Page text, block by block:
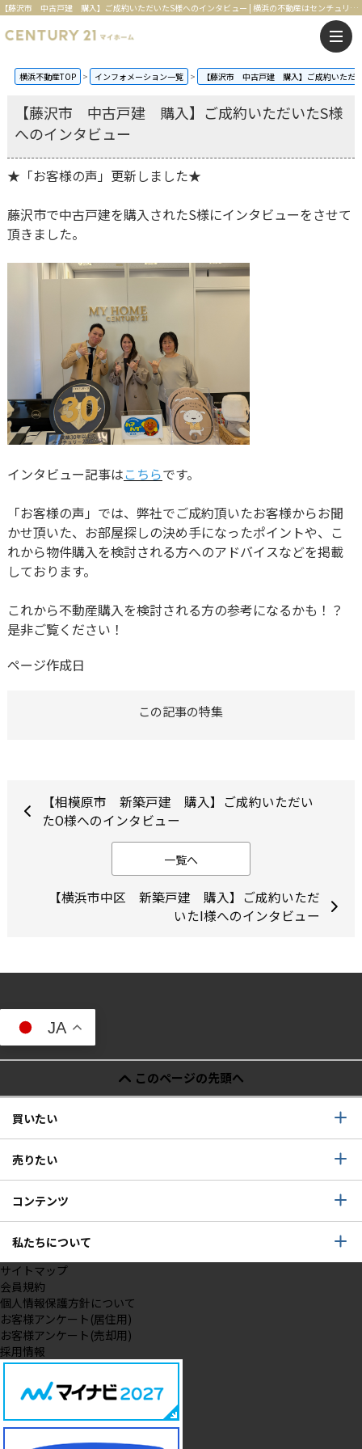
【藤沢市 中古戸建 購入】ご成約いただいたS様へのインタビュー | 横浜の不動産はセンチュリー21マイホーム
横浜不動産TOP インフォメーション一覧 【藤沢市 中古戸建 購入】ご成約いただ
【藤沢市 中古戸建 購入】ご成約いただいたS様
へのインタビュー
★「お客様の声」更新しました★
藤沢市で中古戸建を購入されたS様にインタビューをさせて
頂きました。
インタビュー記事はこちらです。
「お客様の声」では、弊社でご成約頂いたお客様からお聞
かせ頂いた、お部屋探しの決め手になったポイントや、こ
れから物件購入を検討される方へのアドバイスなどを掲載
しております。
これから不動産購入を検討される方の参考になるかも！？
是非ご覧ください！
ページ作成日
この記事の特集
【相模原市 新築戸建 購入】ご成約いただい
たO様へのインタビュー
一覧へ
【横浜市中区 新築戸建 購入】ご成約いただ
いたI様へのインタビュー
JA
このページの先頭へ
買いたい
売りたい
コンテンツ
私たちについて
サイトマップ
会員規約
個人情報保護方針について
お客様アンケート(居住用)
お客様アンケート(売却用)
採用情報